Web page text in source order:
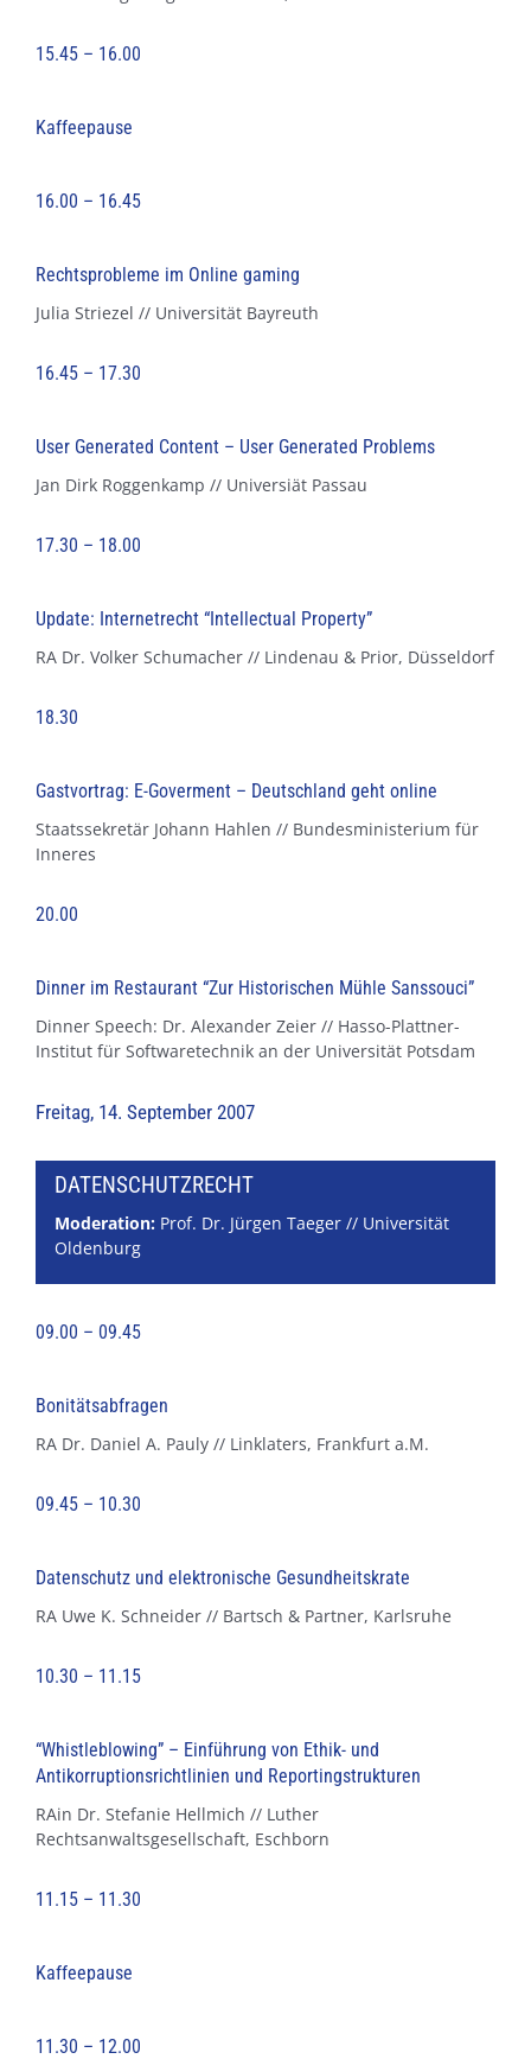
15.45 – 16.00
Kaffeepause
16.00 – 16.45
Rechtsprobleme im Online gaming
Julia Striezel // Universität Bayreuth
16.45 – 17.30
User Generated Content – User Generated Problems
Jan Dirk Roggenkamp // Universiät Passau
17.30 – 18.00
Update: Internetrecht “Intellectual Property”
RA Dr. Volker Schumacher // Lindenau & Prior, Düsseldorf
18.30
Gastvortrag: E-Goverment – Deutschland geht online
Staatssekretär Johann Hahlen // Bundesministerium für
Inneres
20.00
Dinner im Restaurant “Zur Historischen Mühle Sanssouci”
Dinner Speech: Dr. Alexander Zeier // Hasso-Plattner-
Institut für Softwaretechnik an der Universität Potsdam
Freitag, 14. September 2007
DATENSCHUTZRECHT
Moderation:Prof. Dr. Jürgen Taeger // Universität
Oldenburg
09.00 – 09.45
Bonitätsabfragen
RA Dr. Daniel A. Pauly // Linklaters, Frankfurt a.M.
09.45 – 10.30
Datenschutz und elektronische Gesundheitskrate
RA Uwe K. Schneider // Bartsch & Partner, Karlsruhe
10.30 – 11.15
“Whistleblowing” – Einführung von Ethik- und
Antikorruptionsrichtlinien und Reportingstrukturen
RAin Dr. Stefanie Hellmich // Luther
Rechtsanwaltsgesellschaft, Eschborn
11.15 – 11.30
Kaffeepause
11.30 – 12.00